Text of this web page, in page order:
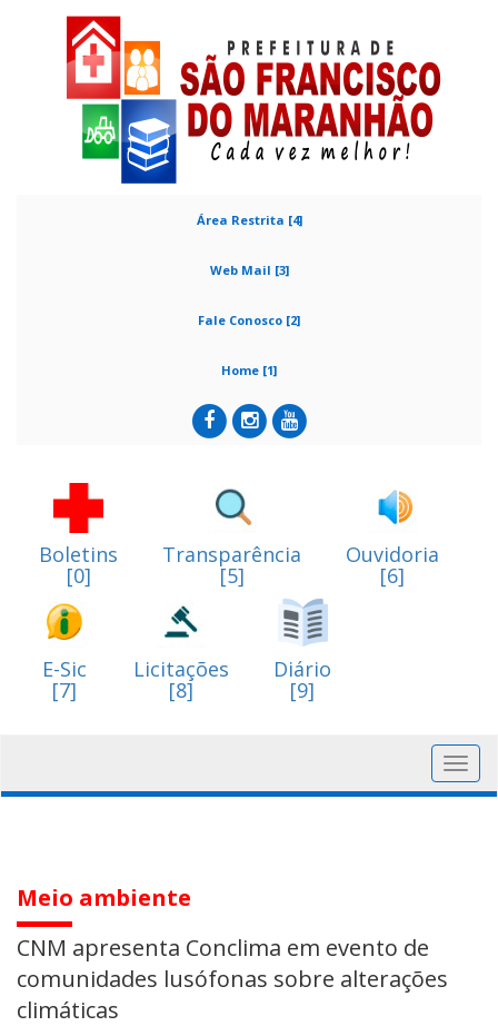
Área Restrita [4]
Web Mail [3]
Fale Conosco [2]
Home [1]
Boletins
[0]
Transparência
[5]
Ouvidoria
[6]
E-Sic
[7]
Licitações
[8]
Diário
[9]
Meio ambiente
CNM apresenta Conclima em evento de
comunidades lusófonas sobre alterações
climáticas